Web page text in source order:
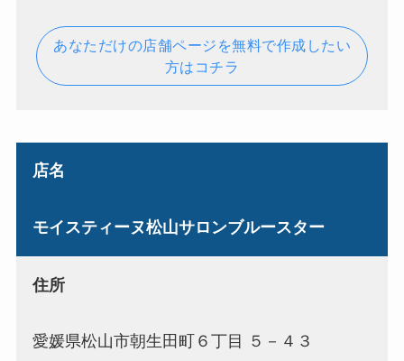
あなただけの店舗ページを無料で作成したい
方はコチラ
店名
モイスティーヌ松山サロンブルースター
住所
愛媛県松山市朝生田町６丁目 ５－４３